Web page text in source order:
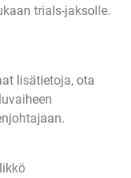
trials-jaksolle.
lisätietoja, ota